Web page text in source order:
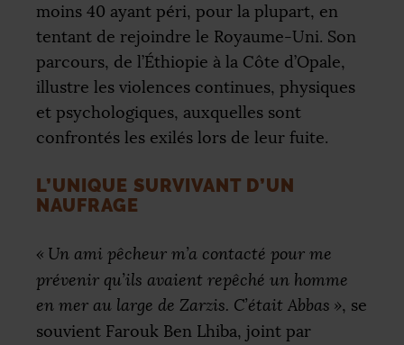
moins 40 ayant péri, pour la plupart, en
tentant de rejoindre le Royaume-Uni. Son
parcours, de l’Éthiopie à la Côte d’Opale,
illustre les violences continues, physiques
et psychologiques, auxquelles sont
confrontés les exilés lors de leur fuite.
L’UNIQUE SURVIVANT D’UN
NAUFRAGE
« Un ami pêcheur m’a contacté pour me
prévenir qu’ils avaient repêché un homme
en mer au large de Zarzis. C’était Abbas », se
souvient Farouk Ben Lhiba, joint par